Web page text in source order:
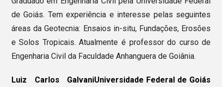
de Goiás. Tem experiência e interesse pelas seguintes
áreas da Geotecnia: Ensaios in-situ, Fundações, Erosões
e Solos Tropicais. Atualmente é professor do curso de
Engenharia Civil da Faculdade Anhanguera de Goiânia.
Luiz Carlos GalvaniUniversidade Federal de Goiás